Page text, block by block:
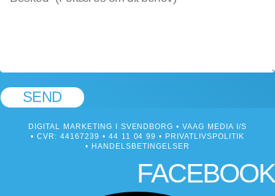
SEND
DIGITAL MARKETING I SVENDBORG • VAAG MEDIA I/S
• CVR: 44167239 • 44 11 04 99 • PRIVATLIVSPOLITIK
• HANDELSBETINGELSER
FACEBOOK